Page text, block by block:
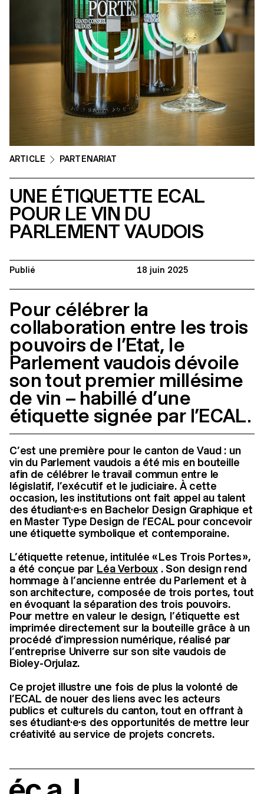
ARTICLE PARTENARIAT
UNE ÉTIQUETTE ECAL
POUR LE VIN DU
PARLEMENT VAUDOIS
Publié 18 juin 2025
Pour célébrer la
collaboration entre les trois
pouvoirs de l’Etat, le
Parlement vaudois dévoile
son tout premier millésime
de vin – habillé d’une
étiquette signée par l’ECAL.
C’est une première pour le canton de Vaud : un
vin du Parlement vaudois a été mis en bouteille
afin de célébrer le travail commun entre le
législatif, l’exécutif et le judiciaire. À cette
occasion, les institutions ont fait appel au talent
des étudiant·e·s en Bachelor Design Graphique et
en Master Type Design de l’ECAL pour concevoir
une étiquette symbolique et contemporaine.
L’étiquette retenue, intitulée « Les Trois Portes »,
a été conçue par Léa Verboux. Son design rend
hommage à l’ancienne entrée du Parlement et à
son architecture, composée de trois portes, tout
en évoquant la séparation des trois pouvoirs.
Pour mettre en valeur le design, l’étiquette est
imprimée directement sur la bouteille grâce à un
procédé d’impression numérique, réalisé par
l’entreprise Univerre sur son site vaudois de
Bioley-Orjulaz.
Ce projet illustre une fois de plus la volonté de
l’ECAL de nouer des liens avec les acteurs
publics et culturels du canton, tout en offrant à
ses étudiant·e·s des opportunités de mettre leur
créativité au service de projets concrets.